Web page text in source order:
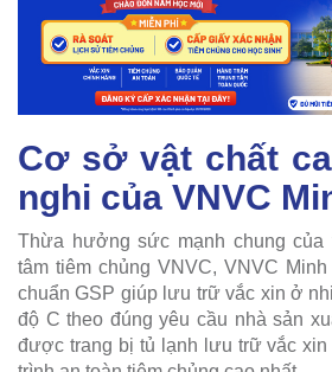
Cơ sở vật chất
nghi của VNVC
Thừa hưởng sức mạnh chung của
tâm tiêm chủng VNVC, VNVC
chuẩn GSP giúp lưu trữ vắc xin ở
độ C theo đúng yêu cầu nhà sản
được trang bị tủ lạnh lưu trữ vắc